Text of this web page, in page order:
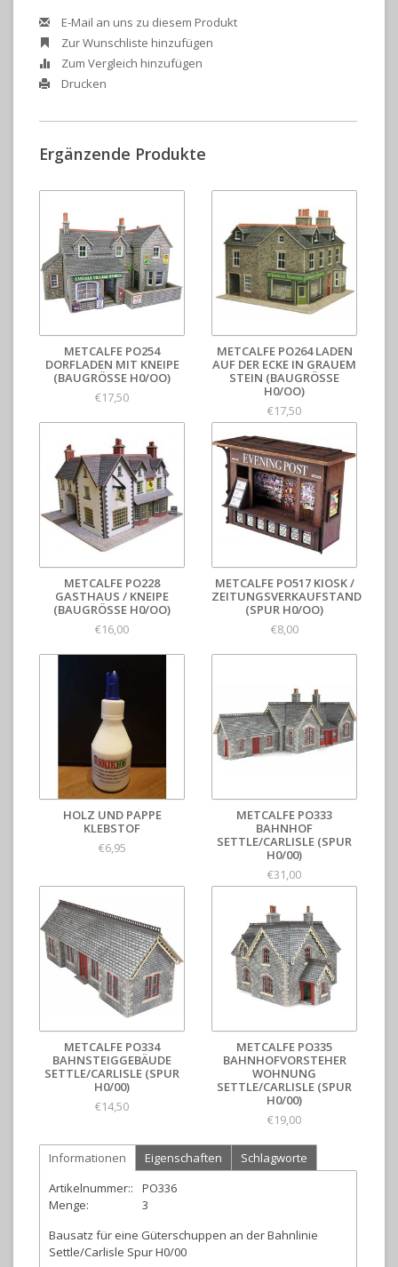
E-Mail an uns zu diesem Produkt
Zur Wunschliste hinzufügen
Zum Vergleich hinzufügen
Drucken
Ergänzende Produkte
METCALFE PO254
DORFLADEN MIT KNEIPE
(BAUGRÖSSE H0/OO)
€17,50
METCALFE PO264 LADEN
AUF DER ECKE IN GRAUEM
STEIN (BAUGRÖSSE H
0/OO)
€17,50
METCALFE PO228
GASTHAUS / KNEIPE
(BAUGRÖSSE H0/OO)
€16,00
METCALFE PO517 KIOSK /
ZEITUNGSVERKAUFSTAND
(SPUR H0/OO)
€8,00
HOLZ UND PAPPE
KLEBSTOF
€6,95
METCALFE PO333
BAHNHOF
SETTLE/CARLISLE (SPUR
H0/00)
€31,00
METCALFE PO334
BAHNSTEIGGEBÄUDE
SETTLE/CARLISLE (SPUR
H0/00)
€14,50
METCALFE PO335
BAHNHOFVORSTEHER
WOHNUNG
SETTLE/CARLISLE (SPUR
H0/00)
€19,00
Informationen Eigenschaften
Schlagworte
Artikelnummer::
PO336
Menge:
3
Bausatz für eine Güterschuppen an der Bahnlinie
Settle/Carlisle Spur H0/00